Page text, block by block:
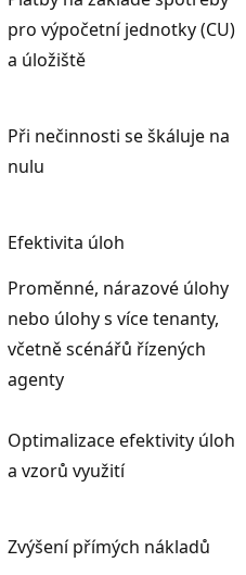
pro výpočetní jednotky (CU)
a úložiště
Při nečinnosti se škáluje na
nulu
Efektivita úloh
Proměnné, nárazové úlohy
nebo úlohy s více tenanty,
včetně scénářů řízených
agenty
Optimalizace efektivity úloh
a vzorů využití
Zvýšení přímých nákladů